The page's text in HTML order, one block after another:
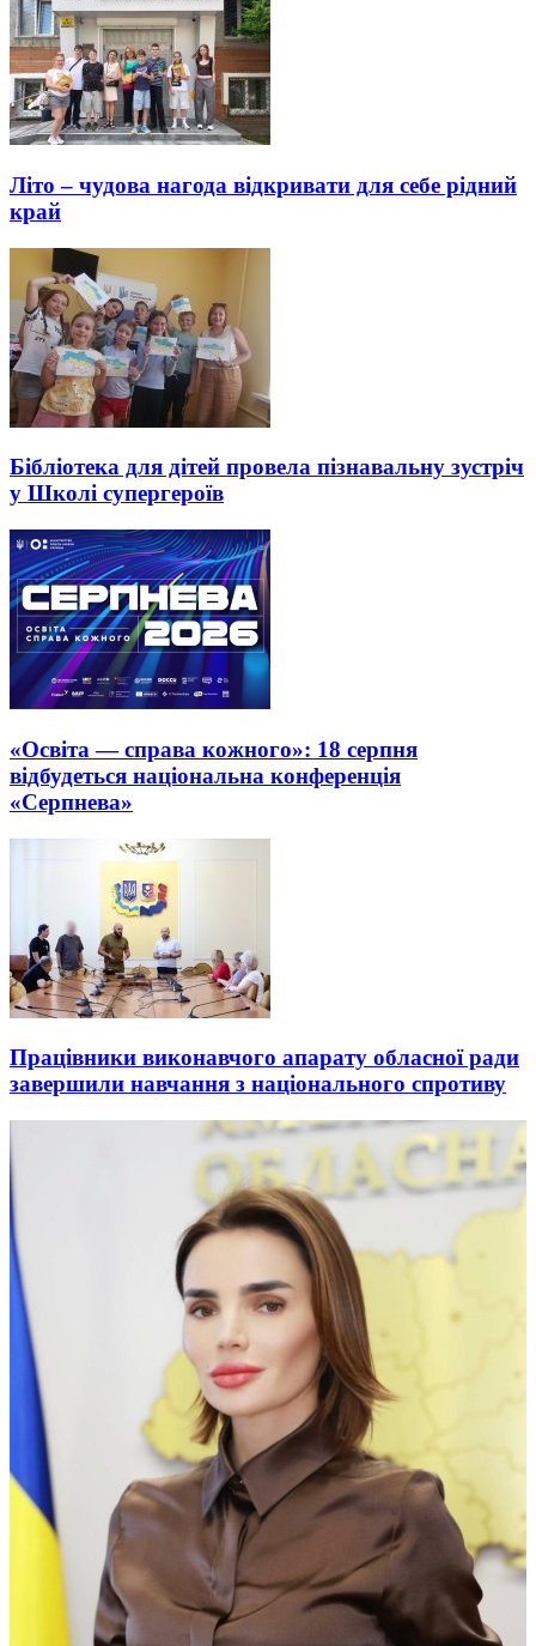
Літо – чудова нагода відкривати для себе рідний
край
Бібліотека для дітей провела пізнавальну зустріч
у Школі супергероїв
«Освіта — справа кожного»: 18 серпня
відбудеться національна конференція
«Серпнева»
Працівники виконавчого апарату обласної ради
завершили навчання з національного спротиву